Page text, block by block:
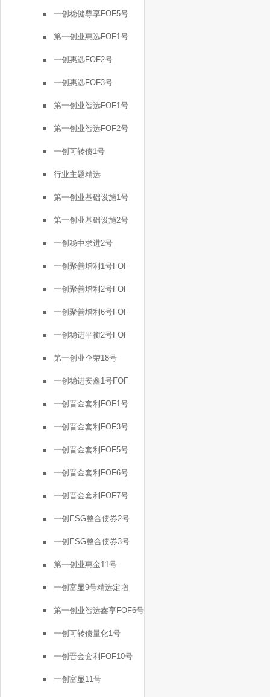
一创稳健尊享FOF5号
第一创业惠选FOF1号
一创惠选FOF2号
一创惠选FOF3号
第一创业智选FOF1号
第一创业智选FOF2号
一创可转债1号
行业主题精选
第一创业基础设施1号
第一创业基础设施2号
一创稳中求进2号
一创聚善增利1号FOF
一创聚善增利2号FOF
一创聚善增利6号FOF
一创稳进平衡2号FOF
第一创业企荣18号
一创稳进安鑫1号FOF
一创晋金套利FOF1号
一创晋金套利FOF3号
一创晋金套利FOF5号
一创晋金套利FOF6号
一创晋金套利FOF7号
一创ESG整合债券2号
一创ESG整合债券3号
第一创业惠金11号
一创富显9号精选定增
第一创业智选鑫享FOF6号
一创可转债量化1号
一创晋金套利FOF10号
一创富显11号